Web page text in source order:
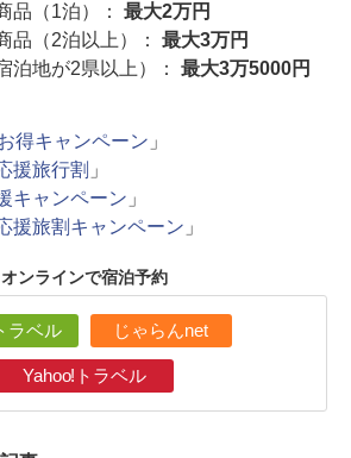
品（1泊）：
最大2万円
品（2泊以上）：
最大3万円
泊地が2県以上）：
最大3万5000円
得キャンペーン 」
援旅行割 」
キャンペーン 」
援旅割キャンペーン 」
オンラインで宿泊予約
ラベル じゃらんnet
Yahoo!トラベル